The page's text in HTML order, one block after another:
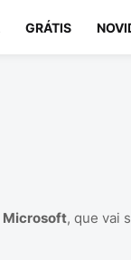
GRÁTIS
Microsoft, que vai